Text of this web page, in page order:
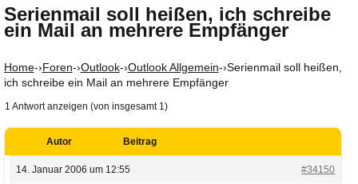
Serienmail soll heißen, ich schreibe
ein Mail an mehrere Empfänger
Home-›Foren-›Outlook-›Outlook Allgemein-›Serienmail soll heißen,
ich schreibe ein Mail an mehrere Empfänger
1 Antwort anzeigen (von insgesamt 1)
Autor Beitrag
14. Januar 2006 um 12:55 #34150
erscheinenden
Newsletter von
kostenlos.
Der ständig aktuelle
Tipps zu Thema
bereithält!
Wie z.B. Outlook,
GMail, Thunderbird